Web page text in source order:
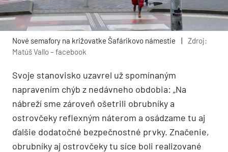
Nové semafory na križovatke Šafárikovo námestie |
Zdroj:
Matúš Vallo – facebook
Svoje stanovisko uzavrel už spomínaným
napravením chýb z nedávneho obdobia: „Na
nábreží sme zároveň ošetrili obrubníky a
ostrovčeky reflexným náterom a osádzame tu aj
ďalšie dodatočné bezpečnostné prvky. Značenie,
obrubníky aj ostrovčeky tu síce boli realizované